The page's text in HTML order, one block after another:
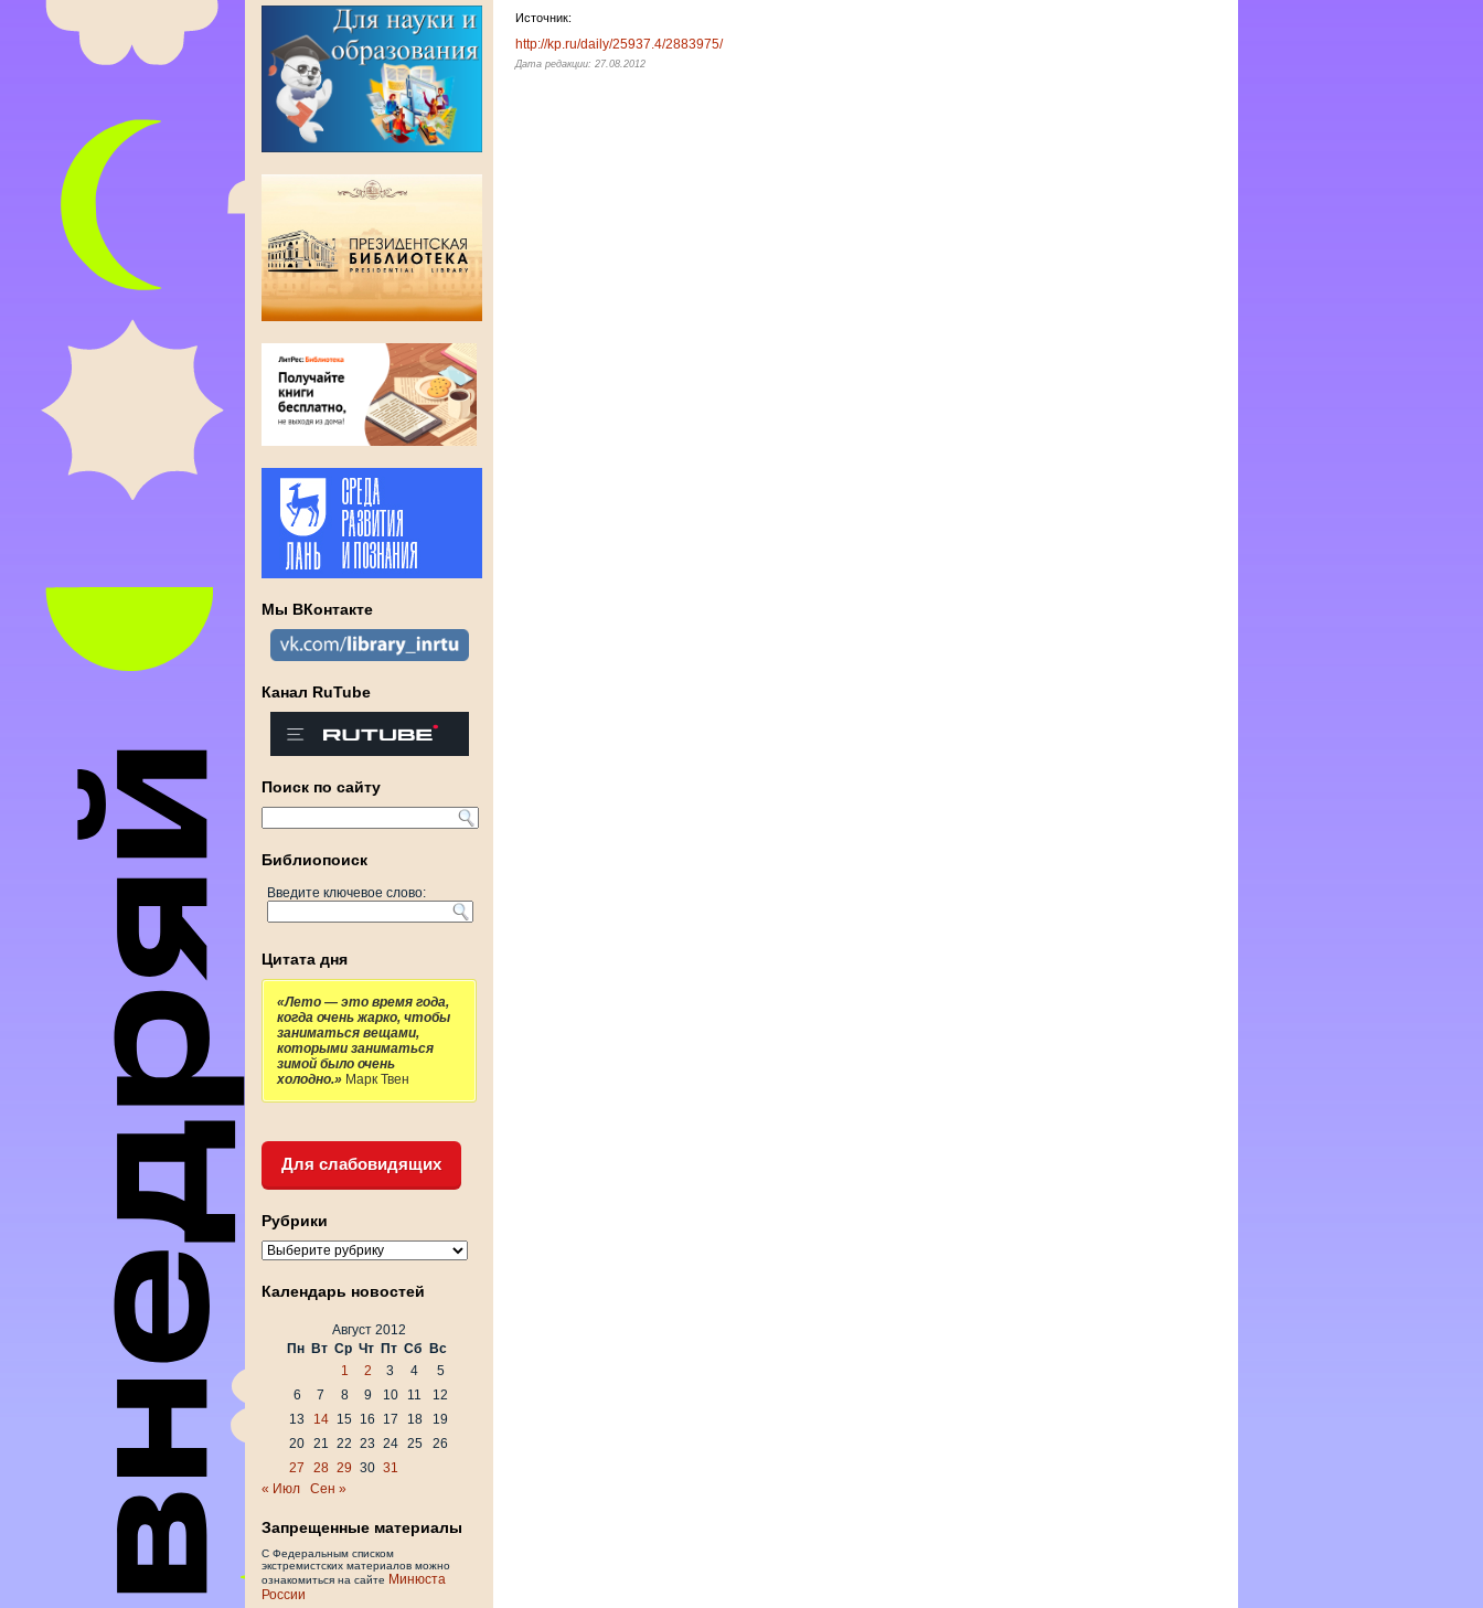
Мы ВКонтакте
Канал RuTube
Поиск по сайту
Библиопоиск
Введите ключевое слово:
Цитата дня
«Лето — это время года,
когда очень жарко, чтобы
заниматься вещами,
которыми заниматься
зимой было очень
холодно.» Марк Твен
Для слабовидящих
Рубрики
Рубрики
Календарь новостей
Август 2012
Пн Вт Ср Чт Пт Сб
Вс
1
2 3 4
5
6
7 8 9 10 11
12
13
14 15 16 17 18
19
20 21 22 23 24 25
26
27
28 29 30 31
« Июл
Сен »
Запрещенные материалы
С Федеральным списком
экстремистских материалов можно
ознакомиться на сайте Минюста
России
Источник:
http://kp.ru/daily/25937.4/2883975/
Дата редакции: 27.08.2012